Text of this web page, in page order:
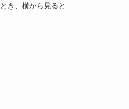
き、横から見ると